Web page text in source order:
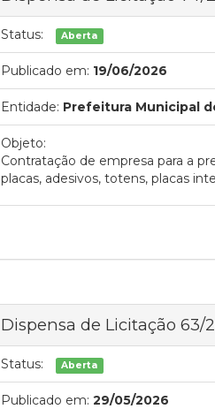
Status: Aberta
Publicado em: 19/06/2026
Entidade: Prefeitura Municipal
Objeto:
Contratação de empresa para a
placas, adesivos, totens, placas
Dispensa de Licitação 63/
Status: Aberta
Publicado em: 29/05/2026